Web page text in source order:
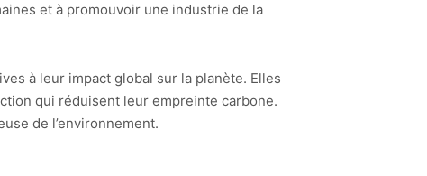
et à promouvoir une industrie de la
à leur impact global sur la planète. Elles
qui réduisent leur empreinte carbone.
de l’environnement.